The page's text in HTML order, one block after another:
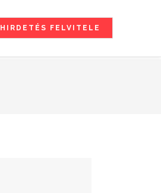
HIRDETÉS FELVITELE